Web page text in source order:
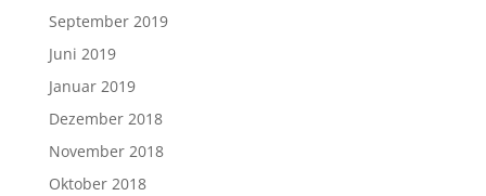
September 2019
Juni 2019
Januar 2019
Dezember 2018
November 2018
Oktober 2018